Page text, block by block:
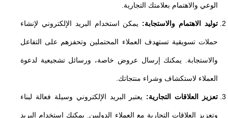
الوعي والاهتمام بعلامتك التجارية.
توليد الاهتمام والاستجابة: يمكن استخدام البريد الإلكتروني لإنشاء
حملات تسويقية تستهدف العملاء المحتملين وتحفزهم على التفاعل
والاستجابة. يمكنك إرسال عروض خاصة، ورسائل تشجيعية لدعوة
العملاء لاستكشاف وشراء منتجاتك.
تعزيز العلاقات التجارية: يعتبر البريد الإلكتروني وسيلة فعالة لبناء
وتعزيز العلاقات التجارية مع العملاء الدوليين. يمكنك استخدام البريد